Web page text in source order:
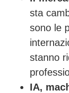
sta
sono le
stanno
IA,